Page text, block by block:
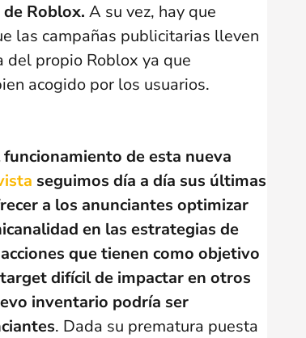
Roblox. A su vez, hay que
las campañas publicitarias lleven
del propio Roblox ya que
acogido por los usuarios.
de esta nueva
seguimos día a día sus últimas
a los anunciantes optimizar
en las estrategias de
que tienen como objetivo
difícil de impactar en otros
inventario podría ser
. Dada su prematura puesta